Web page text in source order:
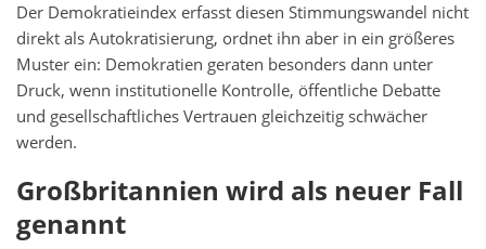
Der Demokratieindex erfasst diesen Stimmungswandel nicht
direkt als Autokratisierung, ordnet ihn aber in ein größeres
Muster ein: Demokratien geraten besonders dann unter
Druck, wenn institutionelle Kontrolle, öffentliche Debatte
und gesellschaftliches Vertrauen gleichzeitig schwächer
werden.
Großbritannien wird als neuer Fall
genannt